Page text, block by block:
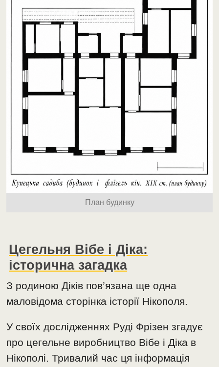
План будинку
Цегельня Вібе і Діка:
історична загадка
З родиною Діків пов’язана ще одна
маловідома сторінка історії Нікополя.
У своїх дослідженнях Руді Фрізен згадує
про цегельне виробництво Вібе і Діка в
Нікополі. Тривалий час ця інформація